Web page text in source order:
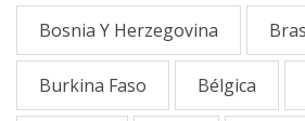
Bosnia Y Herzegovina
Burkina Faso Bélgica